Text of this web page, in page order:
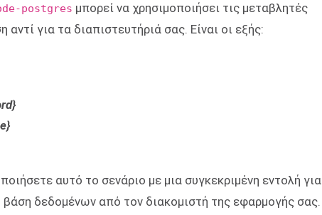
postgres μπορεί να χρησιμοποιήσει τις μεταβλητές
για τα διαπιστευτήριά σας. Είναι οι εξής:
αυτό το σενάριο με μια συγκεκριμένη εντολή για
βάση δεδομένων από τον διακομιστή της εφαρμογής σας.